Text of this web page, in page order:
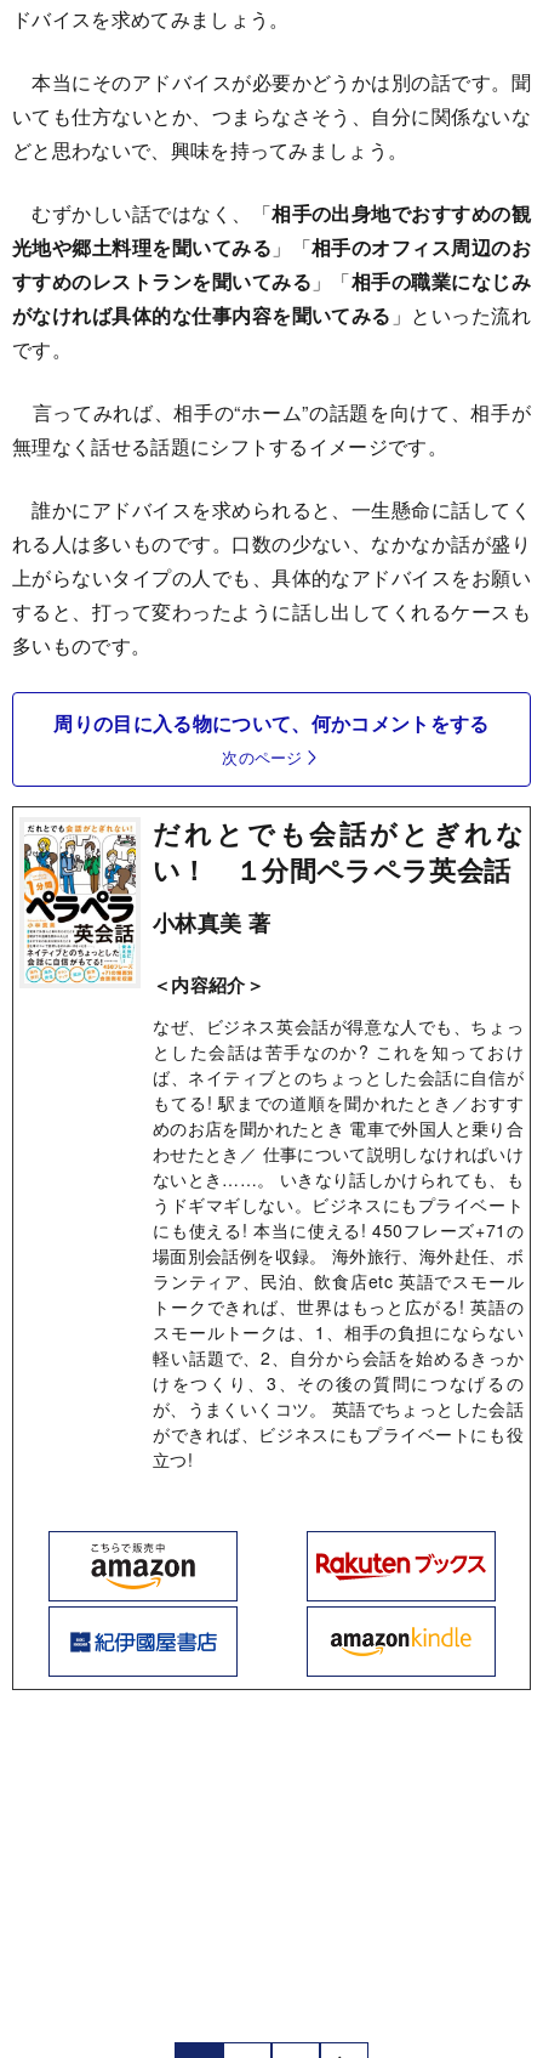
ドバイスを求めてみましょう。
本当にそのアドバイスが必要かどうかは別の話です。聞
いても仕方ないとか、つまらなさそう、自分に関係ないな
どと思わないで、興味を持ってみましょう。
むずかしい話ではなく、「相手の出身地でおすすめの観
光地や郷土料理を聞いてみる 」「相手のオフィス周辺のお
すすめのレストランを聞いてみる 」「相手の職業になじみ
がなければ具体的な仕事内容を聞いてみる 」といった流れ
です。
言ってみれば、相手の“ホーム”の話題を向けて、相手が
無理なく話せる話題にシフトするイメージです。
誰かにアドバイスを求められると、一生懸命に話してく
れる人は多いものです。口数の少ない、なかなか話が盛り
上がらないタイプの人でも、具体的なアドバイスをお願い
すると、打って変わったように話し出してくれるケースも
多いものです。
周りの目に入る物について、何かコメントをする
次のページ
だれとでも会話がとぎれな
い！ １分間ペラペラ英会話
小林真美 著
＜内容紹介＞
なぜ、ビジネス英会話が得意な人でも、ちょっ
とした会話は苦手なのか? これを知っておけ
ば、ネイティブとのちょっとした会話に自信が
もてる! 駅までの道順を聞かれたとき／おすす
めのお店を聞かれたとき 電車で外国人と乗り合
わせたとき／ 仕事について説明しなければいけ
ないとき……。 いきなり話しかけられても、も
うドギマギしない。ビジネスにもプライベート
にも使える! 本当に使える! 450フレーズ+71の
場面別会話例を収録。 海外旅行、海外赴任、ボ
ランティア、民泊、飲食店etc 英語でスモール
トークできれば、世界はもっと広がる! 英語の
スモールトークは、1、相手の負担にならない
軽い話題で、2、自分から会話を始めるきっか
けをつくり、3、その後の質問につなげるの
が、うまくいくコツ。 英語でちょっとした会話
ができれば、ビジネスにもプライベートにも役
立つ!